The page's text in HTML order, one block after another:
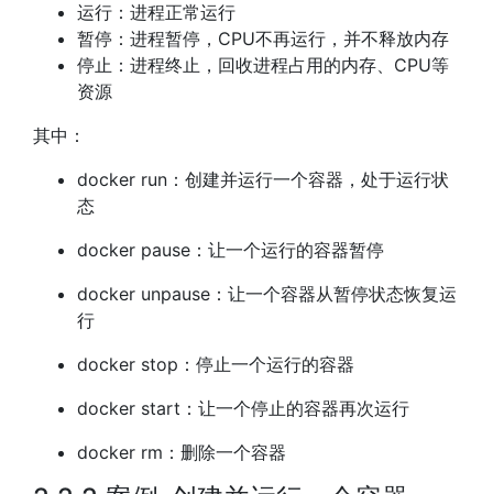
运行：进程正常运行
暂停：进程暂停，CPU不再运行，并不释放内存
停止：进程终止，回收进程占用的内存、CPU等
资源
其中：
docker run：创建并运行一个容器，处于运行状
态
docker pause：让一个运行的容器暂停
docker unpause：让一个容器从暂停状态恢复运
行
docker stop：停止一个运行的容器
docker start：让一个停止的容器再次运行
docker rm：删除一个容器